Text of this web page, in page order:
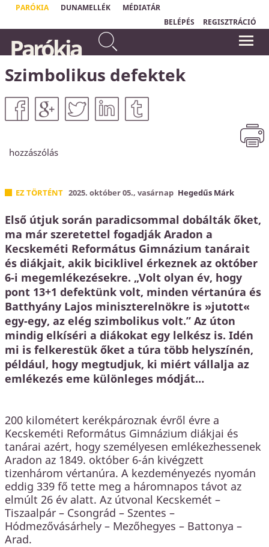
PARÓKIA DUNAMELLÉK
MÉDIATÁR
BELÉPÉS
REGISZTRÁCIÓ
Mert egyenesek az Úr útjai: az
igazak járnak rajtuk, a
vétkesek elbuknak rajtuk.
"Ha jó kézből vesszük a hírt, hogy
bízhatunk Benne, még ha nem is értjük
Őt és útjai rejtve maradnak is előttünk."
Matthias Claudius
Parókia
Szimbolikus defektek
hozzászólás
EZ TÖRTÉNT 2025. október 05., vasárnap Hegedűs Márk
Első útjuk során paradicsommal dobálták őket,
ma már szeretettel fogadják Aradon a
Kecskeméti Református Gimnázium tanárait
és diákjait, akik biciklivel érkeznek az október
6-i megemlékezésekre. „Volt olyan év, hogy
pont 13+1 defektünk volt, minden vértanúra és
Batthyány Lajos miniszterelnökre is »jutott«
egy-egy, az elég szimbolikus volt.” Az úton
mindig elkíséri a diákokat egy lelkész is. Idén
mi is felkerestük őket a túra több helyszínén,
például, hogy megtudjuk, ki miért vállalja az
emlékezés eme különleges módját…
200 kilométert kerékpároznak évről évre a
Kecskeméti Református Gimnázium diákjai és
tanárai azért, hogy személyesen emlékezhessenek
Aradon az 1849. október 6-án kivégzett
tizenhárom vértanúra. A kezdeményezés nyomán
eddig 339 fő tette meg a háromnapos távot az
elmúlt 26 év alatt. Az útvonal Kecskemét –
Tiszaalpár – Csongrád – Szentes –
Hódmezővásárhely – Mezőhegyes – Battonya –
Arad.